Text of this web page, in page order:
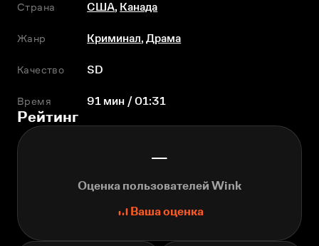
Страна
США, Канада
Жанр Криминал,Драма
Качество SD
Время 91 мин / 01:31
Рейтинг
—
Оценка пользователей Wink
Ваша оценка